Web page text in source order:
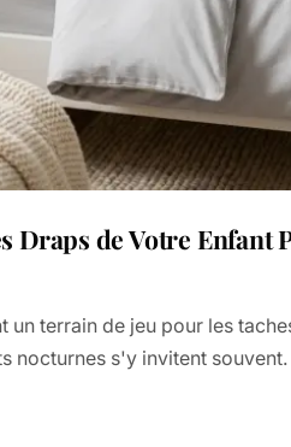
Draps de Votre Enfant
un terrain de jeu pour les
nocturnes s'y invitent